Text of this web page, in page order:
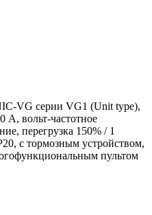
VG серии VG1 (Unit type),
A, вольт-частотное
перегрузка 150% / 1
с тормозным устройством,
пультом